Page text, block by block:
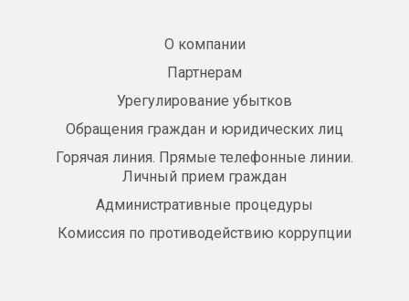
О компании
Партнерам
Урегулирование убытков
Обращения граждан и юридических лиц
Горячая линия. Прямые телефонные линии.
Личный прием граждан
Административные процедуры
Комиссия по противодействию коррупции